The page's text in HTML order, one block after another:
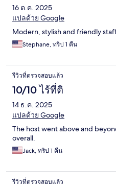
16 ต.ค. 2025
แปลด้วย Google
Modern, stylish and friendly
Stephane, ทริป 1 คืน
รีวิวที่ตรวจสอบแล้ว
10/10 ไร้ที่ติ
14 ธ.ค. 2025
แปลด้วย Google
The host went above and
overall.
Jack, ทริป 1 คืน
รีวิวที่ตรวจสอบแล้ว